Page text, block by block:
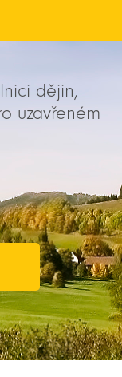
dějin,
uzavřeném